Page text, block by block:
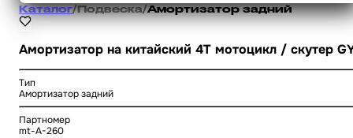
Каталог/Подвеска/Амортизатор задний
Амортизатор на китайский 4Т мотоцикл / скутер
Тип
Амортизатор задний
Партномер
mt-A-260